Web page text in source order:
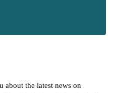
about the latest news on